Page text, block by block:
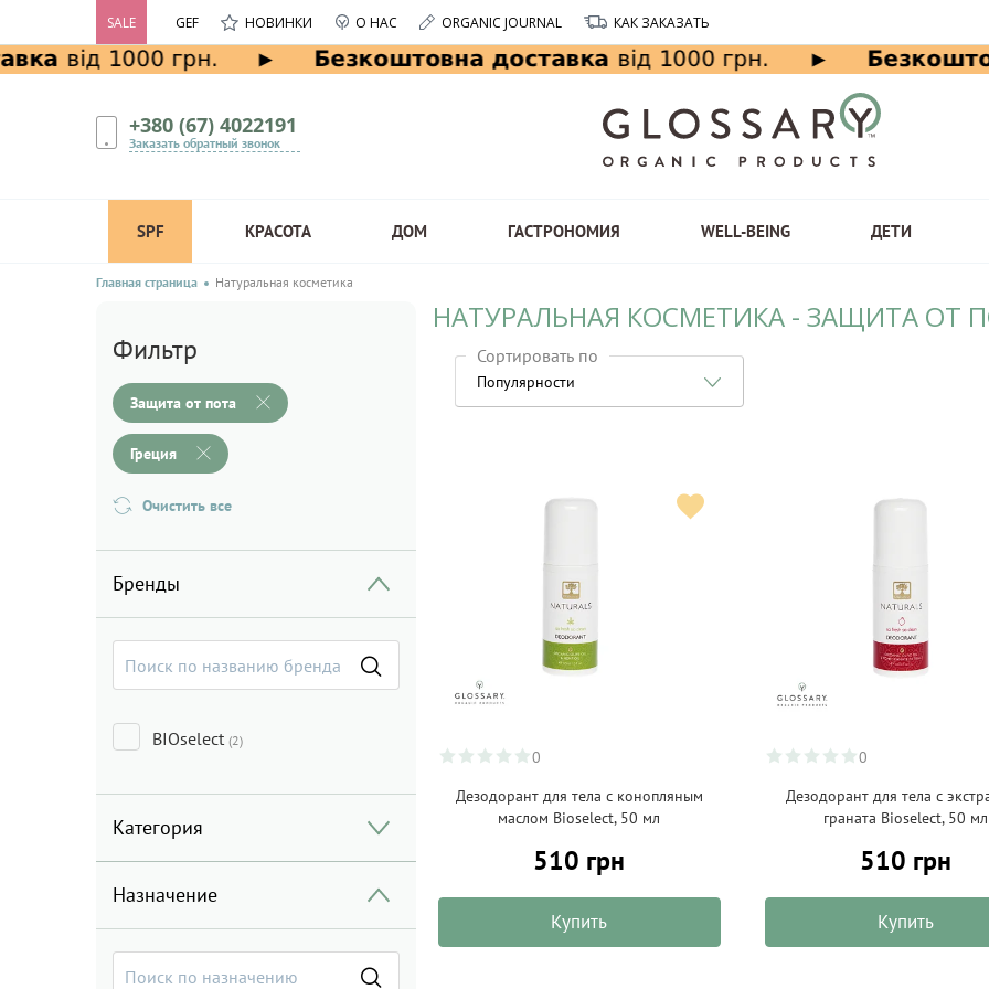
SALE GEF НОВИНКИ О НАС ORGANIC JOURNAL КАК ЗАКАЗАТЬ
+380 (67) 4022191
Заказать обратный звонок
SPF КРАСОТА ДОМ ГАСТРОНОМИЯ WELL-BEING ДЕТИ
Главная страница Натуральная косметика
Фильтр
Защита от пота
Греция
Очистить все
Бренды
BIOselect (2)
Категория
Назначение
НАТУРАЛЬНАЯ КОСМЕТИКА - ЗАЩИТА ОТ
Сортировать по
Популярности
0
Дезодорант для тела с конопляным
маслом Bioselect, 50 мл
510 грн
Купить
0
Дезодорант для тела с
граната Bioselect, 50 мл
510 грн
Купить